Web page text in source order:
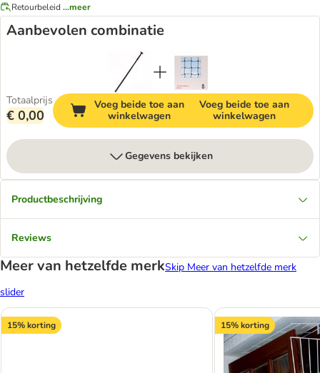
Retourbeleid ...meer
Aanbevolen combinatie
Totaalprijs
€ 0,00
Voeg beide toe aan
winkelwagen
Voeg beide toe aan
winkelwagen
Gegevens bekijken
Productbeschrijving
Reviews
Meer van hetzelfde merkSkip Meer van hetzelfde merk
slider
15% korting 15% korting